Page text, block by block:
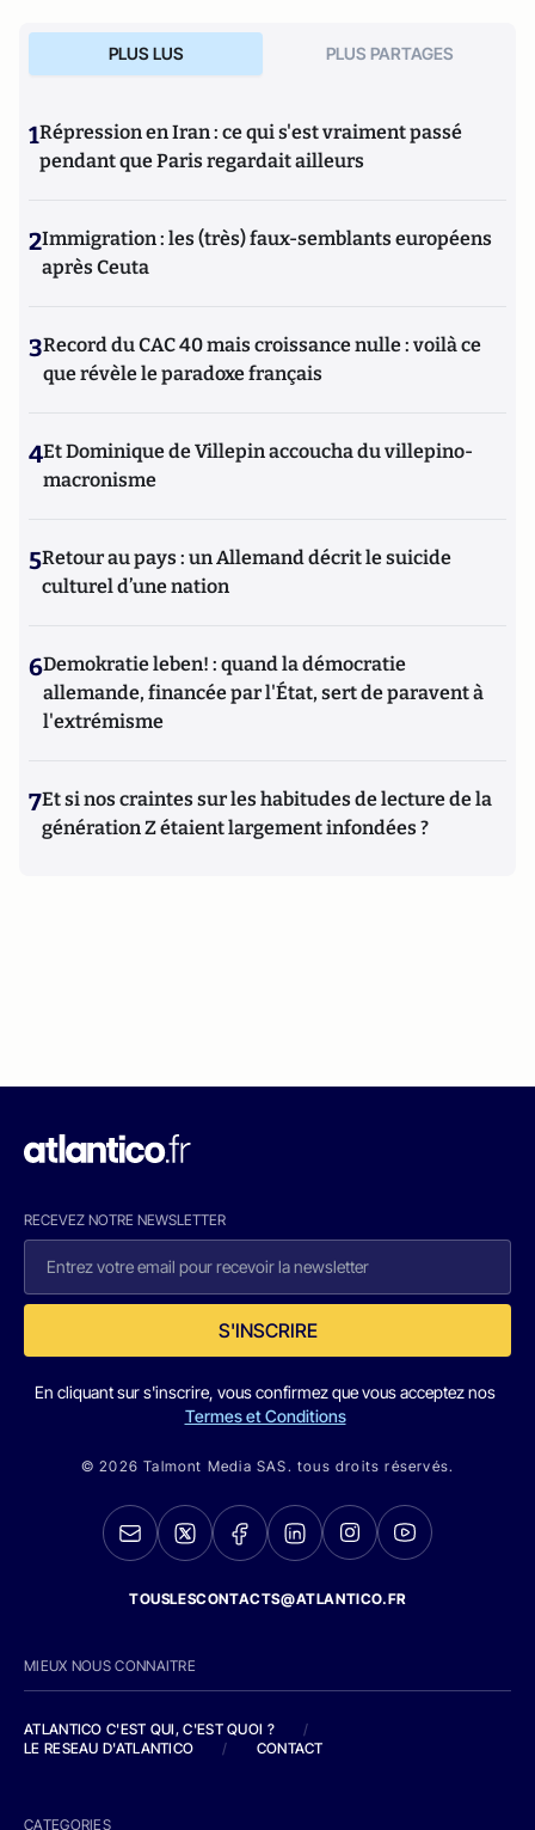
PLUS LUS PLUS PARTAGES
1Répression en Iran : ce qui s'est vraiment passé
pendant que Paris regardait ailleurs
2Immigration : les (très) faux-semblants européens
après Ceuta
3Record du CAC 40 mais croissance nulle : voilà ce
que révèle le paradoxe français
4Et Dominique de Villepin accoucha du villepino-
macronisme
5Retour au pays : un Allemand décrit le suicide
culturel d’une nation
6Demokratie leben! : quand la démocratie
allemande, financée par l'État, sert de paravent à
l'extrémisme
7Et si nos craintes sur les habitudes de lecture de la
génération Z étaient largement infondées ?
RECEVEZ NOTRE NEWSLETTER
S'INSCRIRE
En cliquant sur s'inscrire, vous confirmez que vous acceptez nos
Termes et Conditions
© 2026 Talmont Media SAS. tous droits réservés.
TOUSLESCONTACTS@ATLANTICO.FR
MIEUX NOUS CONNAITRE
ATLANTICO C'EST QUI, C'EST QUOI ?
/
LE RESEAU D'ATLANTICO
/ CONTACT
CATEGORIES